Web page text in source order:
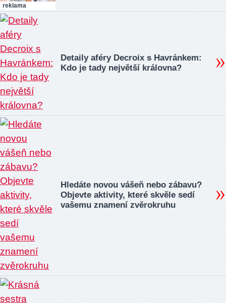
reklama
Detaily aféry Decroix s Havránkem:
Kdo je tady největší královna?
Hledáte novou vášeň nebo zábavu?
Objevte aktivity, které skvěle sedí
vašemu znamení zvěrokruhu